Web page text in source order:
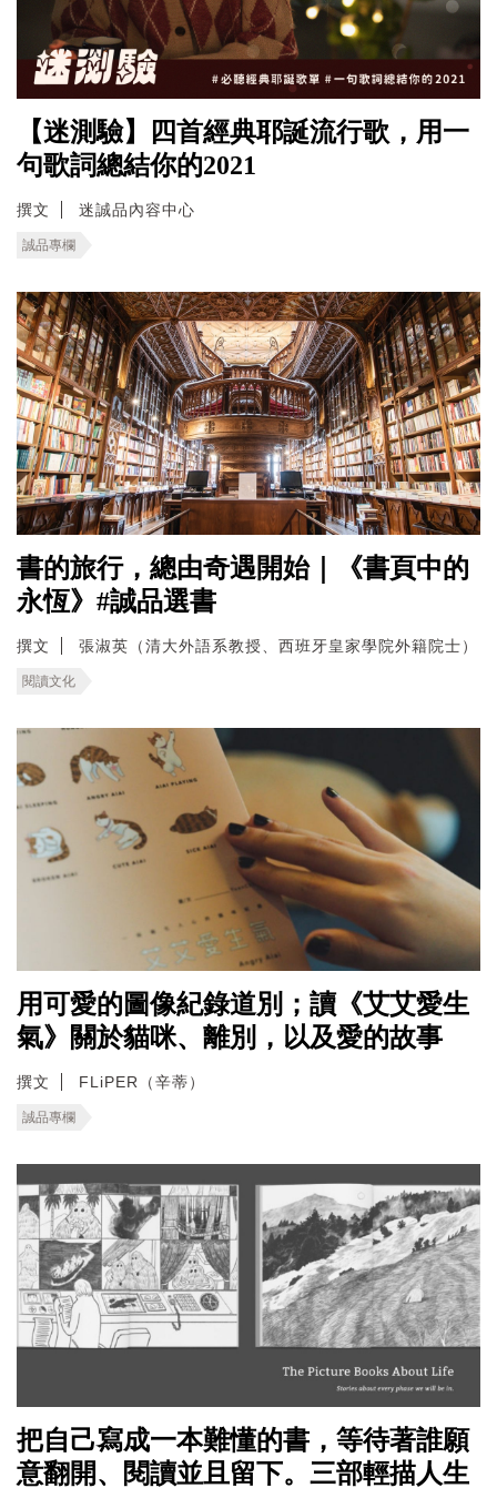
【迷測驗】四首經典耶誕流行歌，用一
句歌詞總結你的2021
撰文 迷誠品內容中心
誠品專欄
書的旅行，總由奇遇開始｜《書頁中的
永恆》#誠品選書
撰文 張淑英（清大外語系教授、西班牙皇家學院外籍院士）
閱讀文化
用可愛的圖像紀錄道別；讀《艾艾愛生
氣》關於貓咪、離別，以及愛的故事
撰文 FLiPER（辛蒂）
誠品專欄
把自己寫成一本難懂的書，等待著誰願
意翻開、閱讀並且留下。三部輕描人生